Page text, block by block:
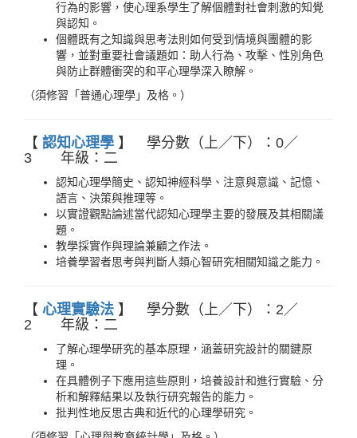
行為的影響，使心理系學生了解個體對社會刺激的知覺
與認知。
個體既有之知識與思考法則如何受到情境與團體的影
響，並對重要社會議題如：助人行為、攻擊、性別角色
與防止群體衝突的和平心理學深入瞭解。
（須修習「普通心理學」及格。）
【 認知心理學 】 學分數（上／下）：0／
3 年級：二
認知心理學簡史、認知神經科學、注意與意識、記憶、
語言、決策與推理等。
以實證觀點論述當代認知心理學主要的發展及其相關議
題。
教學採實作與理論兼顧之作法。
培養學習者思考與判斷人類心智研究相關知識之能力。
【 心理實驗法 】 學分數（上／下）：2／
2 年級：二
了解心理學研究的基本原理，涵蓋研究設計的關鍵原
理。
在具體例子下應用這些原則，培養設計和進行實驗、分
析和解釋結果以及執行研究報告的能力。
批判性地反思古典和近代的心理學研究。